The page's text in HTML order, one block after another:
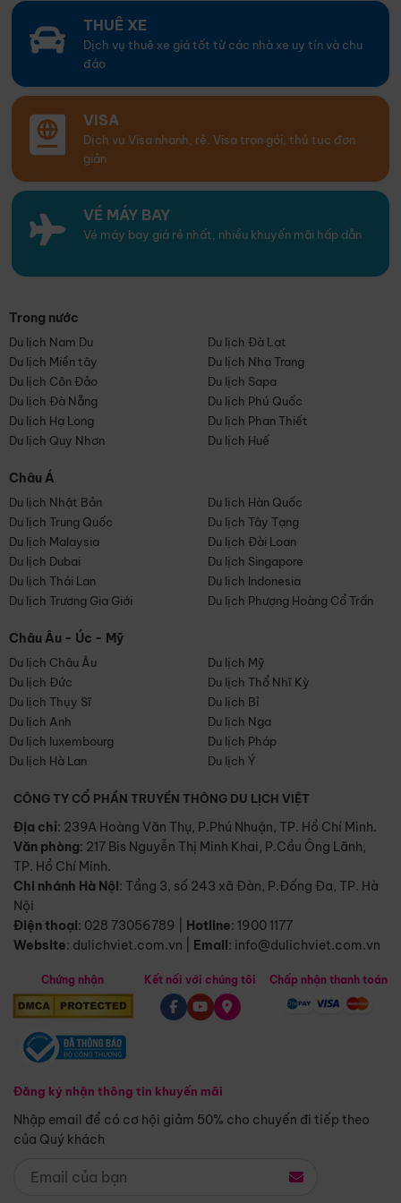
THUÊ XE
Dịch vụ thuê xe giá tốt từ các nhà xe uy tín và chu
đáo
VISA
Dịch vụ Visa nhanh, rẻ. Visa trọn gói, thủ tục đơn
giản
VÉ MÁY BAY
Vé máy bay giá rẻ nhất, nhiều khuyến mãi hấp dẫn
Trong nước
Du lịch Nam Du
Du lịch Đà Lạt
Du lịch Miền tây
Du lịch Nha Trang
Du lịch Côn Đảo
Du lịch Sapa
Du lịch Đà Nẵng
Du lịch Phú Quốc
Du lịch Hạ Long
Du lịch Phan Thiết
Du lịch Quy Nhơn
Du lịch Huế
Châu Á
Du lịch Nhật Bản
Du lịch Hàn Quốc
Du lịch Trung Quốc
Du lịch Tây Tạng
Du lịch Malaysia
Du lịch Đài Loan
Du lịch Dubai
Du lịch Singapore
Du lịch Thái Lan
Du lịch Indonesia
Du lịch Trương Gia Giới
Du lịch Phượng Hoàng Cổ Trấn
Châu Âu - Úc - Mỹ
Du lịch Châu Âu
Du lịch Mỹ
Du lịch Đức
Du lịch Thổ Nhĩ Kỳ
Du lịch Thụy Sĩ
Du lịch Bỉ
Du lịch Anh
Du lịch Nga
Du lịch luxembourg
Du lịch Pháp
Du lịch Hà Lan
Du lịch Ý
CÔNG TY CỔ PHẦN TRUYỀN THÔNG DU LỊCH VIỆT
Địa chỉ: 239A Hoàng Văn Thụ, P.Phú Nhuận, TP. Hồ Chí Minh.
Văn phòng: 217 Bis Nguyễn Thị Minh Khai, P.Cầu Ông Lãnh,
TP. Hồ Chí Minh.
Chi nhánh Hà Nội: Tầng 3, số 243 xã Đàn, P.Đống Đa, TP. Hà
Nội
Điện thoại: 028 73056789 Hotline: 1900 1177
Website: dulichviet.com.vn Email: info@dulichviet.com.vn
Chứng nhận
Đăng ký nhận thông tin khuyến mãi
Nhập email để có cơ hội giảm 50% cho chuyến đi tiếp theo
của Quý khách
Kết nối với chúng tôi Chấp nhận thanh toán